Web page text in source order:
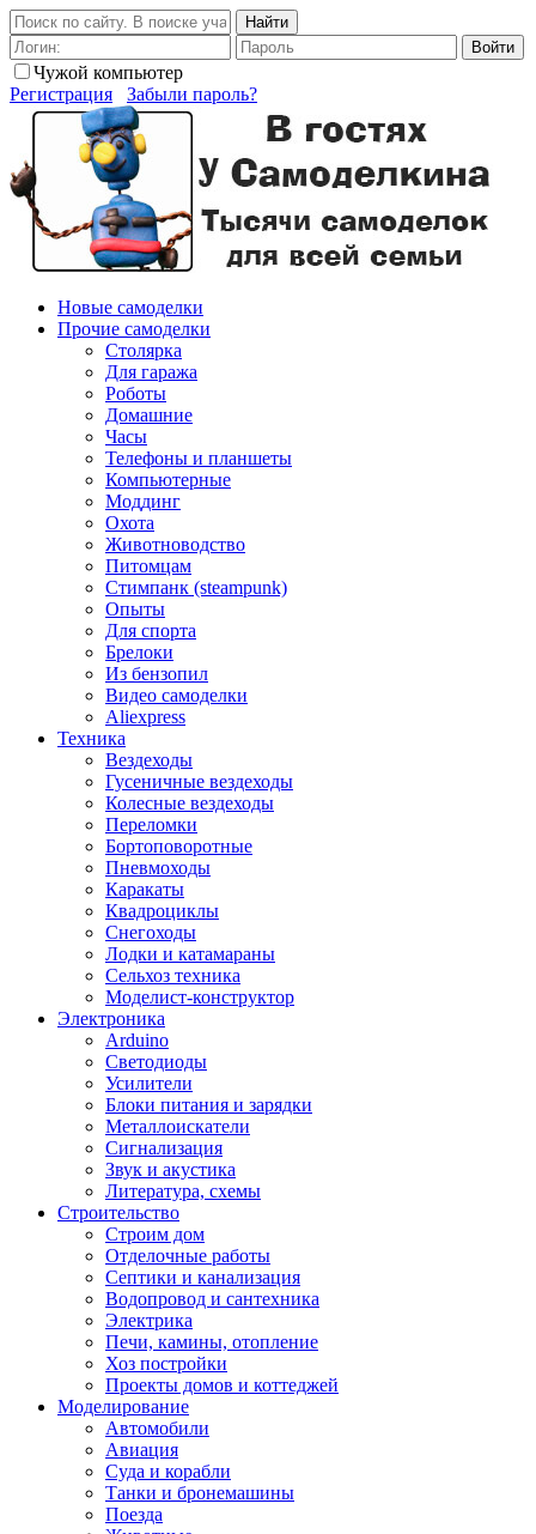
Найти
Войти
Чужой компьютер
Регистрация
Забыли пароль?
Новые самоделки
Прочие самоделки
Столярка
Для гаража
Роботы
Домашние
Часы
Телефоны и планшеты
Компьютерные
Моддинг
Охота
Животноводство
Питомцам
Стимпанк (steampunk)
Опыты
Для спорта
Брелоки
Из бензопил
Видео самоделки
Aliexpress
Техника
Вездеходы
Гусеничные вездеходы
Колесные вездеходы
Переломки
Бортоповоротные
Пневмоходы
Каракаты
Квадроциклы
Снегоходы
Лодки и катамараны
Сельхоз техника
Моделист-конструктор
Электроника
Arduino
Светодиоды
Усилители
Блоки питания и зарядки
Металлоискатели
Сигнализация
Звук и акустика
Литература, схемы
Строительство
Строим дом
Отделочные работы
Септики и канализация
Водопровод и сантехника
Электрика
Печи, камины, отопление
Хоз постройки
Проекты домов и коттеджей
Моделирование
Автомобили
Авиация
Суда и корабли
Танки и бронемашины
Поезда